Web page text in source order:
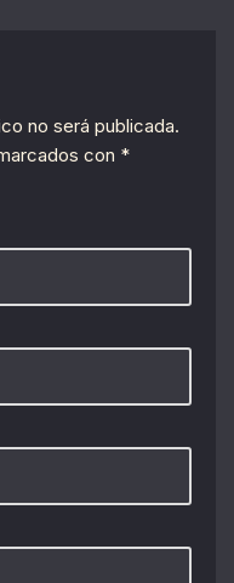
no será publicada.
con *